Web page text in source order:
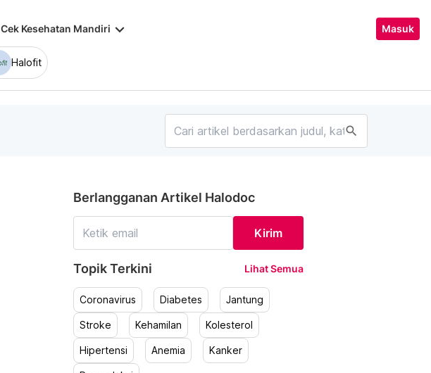
Cek Kesehatan Mandiri keyboard_arrow_down Masuk
Halofit
search
Berlangganan Artikel Halodoc
Kirim
Topik Terkini Lihat Semua
Coronavirus Diabetes Jantung
Stroke Kehamilan Kolesterol
Hipertensi Anemia Kanker